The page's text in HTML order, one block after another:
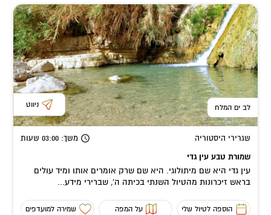
לב ים המלח ניווט
שגרירי היסטוריה משך: 03:00 שעות
שמורת טבע עין גדי
עין גדי היא שם מיתולוגי. היא שם שרק אומרים אותו ומיד עולים
בראש זיכרונות מהטיול השנתי בכיתה ה', שברירי מידע...
הוספה לטיול שלי על המפה שמירה למועדפים